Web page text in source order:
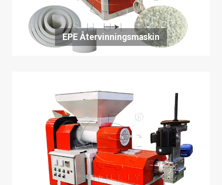
EPE Återvinningsmaskin